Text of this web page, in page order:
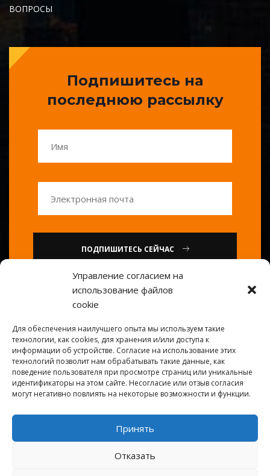
Управление согласием на
использование файлов
cookie
Для обеспечения наилучшего опыта мы используем такие
технологии, как cookies, для хранения и/или доступа к
информации об устройстве. Согласие на использование этих
технологий позволит нам обрабатывать такие данные, как
поведение пользователя при просмотре страниц или уникальные
идентификаторы на этом сайте. Несогласие или отзыв согласия
могут негативно повлиять на некоторые возможности и функции.
Принять
Отказать
ВОПРОСЫ
Подпишитесь на
последнюю рассылку
ПОДПИШИТЕСЬ СЕЙЧАС
или
84739585